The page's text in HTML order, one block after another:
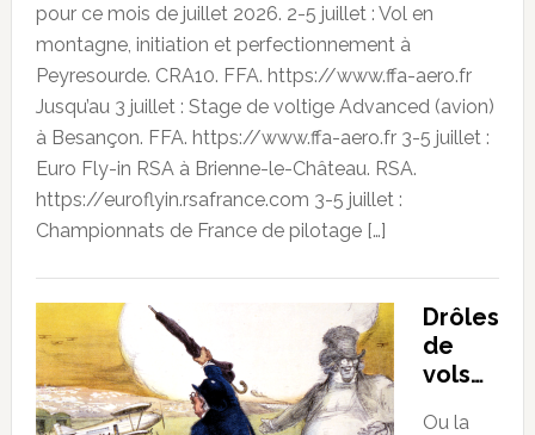
pour ce mois de juillet 2026. 2-5 juillet : Vol en
montagne, initiation et perfectionnement à
Peyresourde. CRA10. FFA. https://www.ffa-aero.fr
Jusqu’au 3 juillet : Stage de voltige Advanced (avion)
à Besançon. FFA. https://www.ffa-aero.fr 3-5 juillet :
Euro Fly-in RSA à Brienne-le-Château. RSA.
https://euroflyin.rsafrance.com 3-5 juillet :
Championnats de France de pilotage […]
Drôles
de
vols…
Ou la